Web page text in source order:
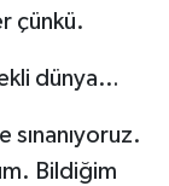
çünkü.
dünya…
Bildiğim